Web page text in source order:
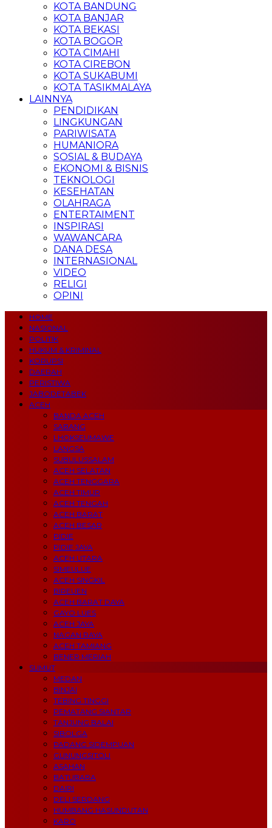
KOTA BANDUNG
KOTA BANJAR
KOTA BEKASI
KOTA BOGOR
KOTA CIMAHI
KOTA CIREBON
KOTA SUKABUMI
KOTA TASIKMALAYA
LAINNYA
PENDIDIKAN
LINGKUNGAN
PARIWISATA
HUMANIORA
SOSIAL & BUDAYA
EKONOMI & BISNIS
TEKNOLOGI
KESEHATAN
OLAHRAGA
ENTERTAIMENT
INSPIRASI
WAWANCARA
DANA DESA
INTERNASIONAL
VIDEO
RELIGI
OPINI
HOME
NASIONAL
POLITIK
HUKUM & KRIMINAL
KORUPSI
DAERAH
PERISTIWA
JABODETABEK
ACEH
BANDA ACEH
SABANG
LHOKSEUMAWE
LANGSA
SUBULUSSALAM
ACEH SELATAN
ACEH TENGGARA
ACEH TIMUR
ACEH TENGAH
ACEH BARAT
ACEH BESAR
PIDIE
PIDIE JAYA
ACEH UTARA
SIMEULUE
ACEH SINGKIL
BIREUEN
ACEH BARAT DAYA
GAYO LUES
ACEH JAYA
NAGAN RAYA
ACEH TAMIANG
BENER MERIAH
SUMUT
MEDAN
BINJAI
TEBING TINGGI
PEMATANG SIANTAR
TANJUNG BALAI
SIBOLGA
PADANG SIDEMPUAN
GUNUNGSITOLI
ASAHAN
BATUBARA
DAIRI
DELI SERDANG
HUMBANG HASUNDUTAN
KARO